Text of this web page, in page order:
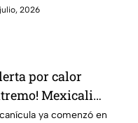
Mexicali concentra la
2026
por calor
Mexicali
alcanzar los 50
ya comenzó en